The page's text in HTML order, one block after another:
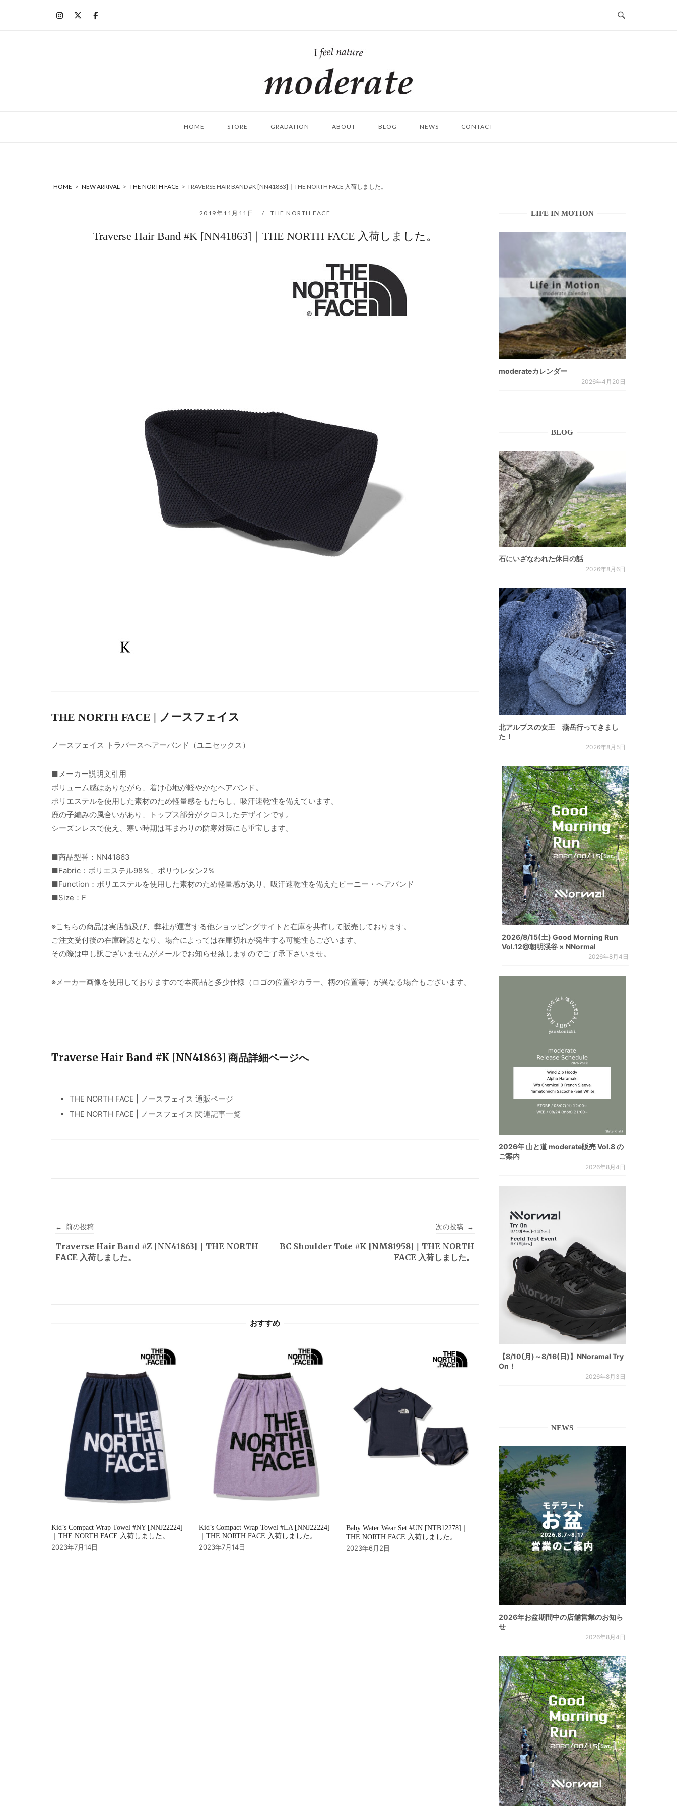
ム
HOME STORE GRADATION ABOUT BLOG NEWS CONTACT
HOME > NEW ARRIVAL > THE NORTH FACE > TRAVERSE HAIR BAND #K [NN41863]｜THE NORTH FACE 入荷しました。
2019年11月11日 THE NORTH FACE
Traverse Hair Band #K [NN41863]｜THE NORTH FACE 入荷しました。
THE NORTH FACE | ノースフェイス
ノースフェイス トラバースヘアーバンド（ユニセックス）
■メーカー説明文引用
ボリューム感はありながら、着け心地が軽やかなヘアバンド。
ポリエステルを使用した素材のため軽量感をもたらし、吸汗速乾性を備えています。
鹿の子編みの風合いがあり、トップス部分がクロスしたデザインです。
シーズンレスで使え、寒い時期は耳まわりの防寒対策にも重宝します。
■商品型番：NN41863
■Fabric：ポリエステル98％、ポリウレタン2％
■Function：ポリエステルを使用した素材のため軽量感があり、吸汗速乾性を備えたビーニー・ヘアバンド
■Size：F
※こちらの商品は実店舗及び、弊社が運営する他ショッピングサイトと在庫を共有して販売しております。
ご注文受付後の在庫確認となり、場合によっては在庫切れが発生する可能性もございます。
その際は申し訳ございませんがメールでお知らせ致しますのでご了承下さいませ。
※メーカー画像を使用しておりますので本商品と多少仕様（ロゴの位置やカラー、柄の位置等）が異なる場合もございます。
Traverse Hair Band #K [NN41863] 商品詳細ページへ
THE NORTH FACE | ノースフェイス 通販ページ
THE NORTH FACE | ノースフェイス 関連記事一覧
稿
ナ
← 前の投稿
Traverse Hair Band #Z [NN41863]｜THE NORTH
FACE 入荷しました。
次の投稿 →
BC Shoulder Tote #K [NM81958]｜THE NORTH
FACE 入荷しました。
おすすめ
Kid’s Compact Wrap Towel #NY [NNJ22224]
｜THE NORTH FACE 入荷しました。
2023年7月14日
Kid’s Compact Wrap Towel #LA [NNJ22224]
｜THE NORTH FACE 入荷しました。
2023年7月14日
Baby Water Wear Set #UN [NTB12278]｜
THE NORTH FACE 入荷しました。
2023年6月2日
LIFE IN MOTION
moderateカレンダー
2026年4月20日
BLOG
石にいざなわれた休日の話
2026年8月6日
北アルプスの女王 燕岳行ってきまし
た！
2026年8月5日
2026/8/15(土) Good Morning Run
Vol.12@朝明渓谷 × NNormal
2026年8月4日
2026年 山と道 moderate販売 Vol.8 の
ご案内
2026年8月4日
【8/10(月)～8/16(日)】NNoramal Try
On！
2026年8月3日
NEWS
2026年お盆期間中の店舗営業のお知ら
せ
2026年8月4日